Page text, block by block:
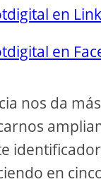
en
en
nos da
en